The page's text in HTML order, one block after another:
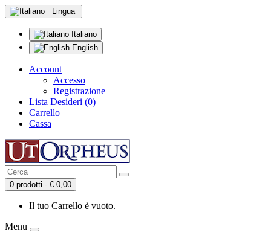
Lingua
Italiano
English
Account
Accesso
Registrazione
Lista Desideri (0)
Carrello
Cassa
0 prodotti - € 0,00
Il tuo Carrello è vuoto.
Menu